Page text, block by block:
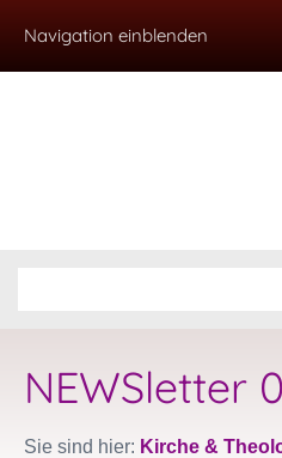
Navigation einblenden
NEWSletter
Sie sind hier: Kirche &